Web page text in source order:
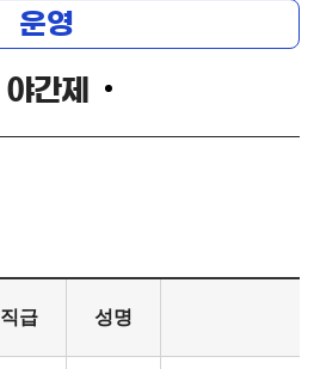
운영
야간제
직급 성명